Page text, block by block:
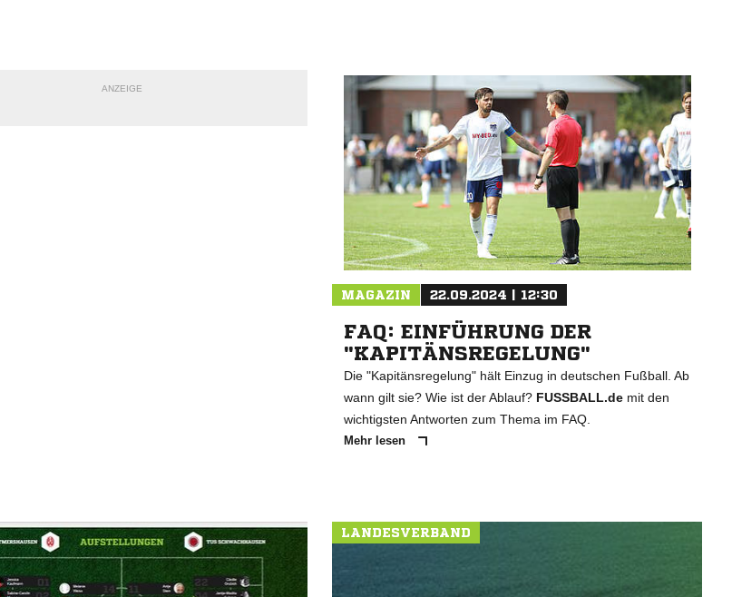
ANZEIGE
MAGAZIN 22.09.2024 | 12:30
FAQ: EINFÜHRUNG DER
"KAPITÄNSREGELUNG"
Die "Kapitänsregelung" hält Einzug in deutschen Fußball. Ab
wann gilt sie? Wie ist der Ablauf? FUSSBALL.de mit den
wichtigsten Antworten zum Thema im FAQ.
Mehr lesen
LANDESVERBAND